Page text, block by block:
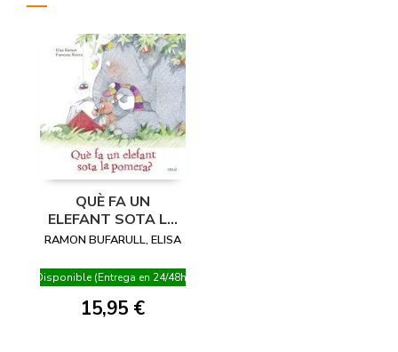
QUÈ FA UN
ELEFANT SOTA LA
POMERA?
RAMON BUFARULL, ELISA
Disponible (Entrega en 24/48h)
15,95 €